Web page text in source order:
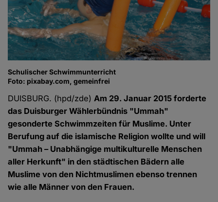
Schulischer Schwimmunterricht
Foto: pixabay.com, gemeinfrei
DUISBURG. (hpd/zde)Am 29. Januar 2015 forderte
das Duisburger Wählerbündnis "Ummah"
gesonderte Schwimmzeiten für Muslime. Unter
Berufung auf die islamische Religion wollte und will
"Ummah – Unabhängige multikulturelle Menschen
aller Herkunft" in den städtischen Bädern alle
Muslime von den Nichtmuslimen ebenso trennen
wie alle Männer von den Frauen.